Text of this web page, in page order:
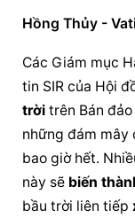
Hồng Thủy -
Các Giám mục
tin SIR của Hội
trời trên Bán
những đám mây
bao giờ hết.
này sẽ biến
bầu trời liên tiếp